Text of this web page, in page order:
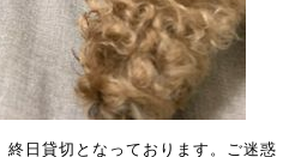
日貸切となっております。ご迷惑